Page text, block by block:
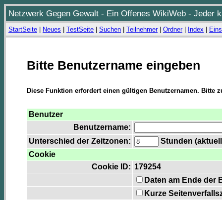
Netzwerk Gegen Gewalt - Ein Offenes WikiWeb - Jeder
StartSeite Neues TestSeite Suchen Teilnehmer| Ordner| Index
Bitte Benutzername eingeben
Diese Funktion erfordert einen gültigen Benutzernamen. Bitte
Benutzer
Benutzername:
Unterschied der Zeitzonen:
Stunden
Cookie
Cookie ID: 179254
Daten am Ende der
Kurze